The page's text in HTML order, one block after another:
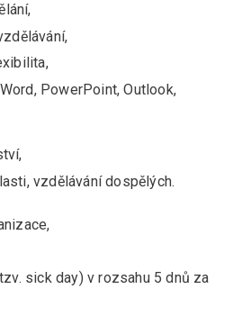
PowerPoint, Outlook,
vzdělávání dospělých.
sick day) v rozsahu 5 dnů za